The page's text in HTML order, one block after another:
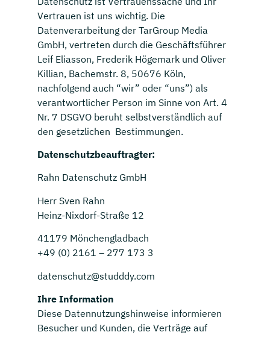
Vertrauen ist uns wichtig. Die
Datenverarbeitung der TarGroup Media
GmbH, vertreten durch die Geschäftsführer
Leif Eliasson, Frederik Högemark und Oliver
Killian, Bachemstr. 8, 50676 Köln,
nachfolgend auch “wir” oder “uns”) als
verantwortlicher Person im Sinne von Art. 4
Nr. 7 DSGVO beruht selbstverständlich auf
den gesetzlichen Bestimmungen.
Datenschutzbeauftragter:
Rahn Datenschutz GmbH
Herr Sven Rahn
Heinz-Nixdorf-Straße 12
41179 Mönchengladbach
+49 (0) 2161 – 277 173 3
datenschutz@studddy.com
Ihre Information
Diese Datennutzungshinweise informieren
Besucher und Kunden, die Verträge auf